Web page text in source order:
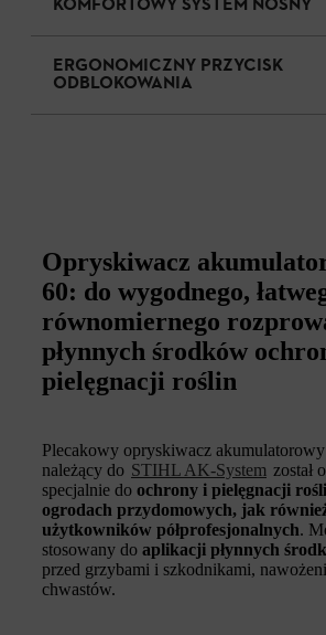
KOMFORTOWY SYSTEM NOŚNY
ERGONOMICZNY PRZYCISK
ODBLOKOWANIA
Opryskiwacz
60: do wygodnego,
równomiernego
płynnych środków
pielęgnacji roślin
Plecakowy opryskiwacz
należący do STIHL AK-System został
specjalnie do ochrony i pielęgnacji
ogrodach przydomowych, jak
użytkowników półprofesjonalnych.
stosowany do aplikacji płynnych
przed grzybami i szkodnikami,
chwastów.